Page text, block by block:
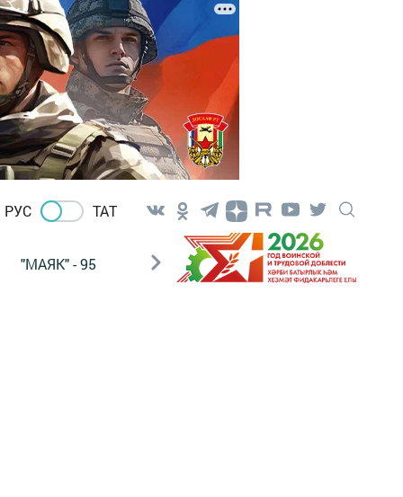
РУС ТАТ
"МАЯК" - 95 "ГУЛЬСТАН" НАШ ПОЧТАЛЬОН